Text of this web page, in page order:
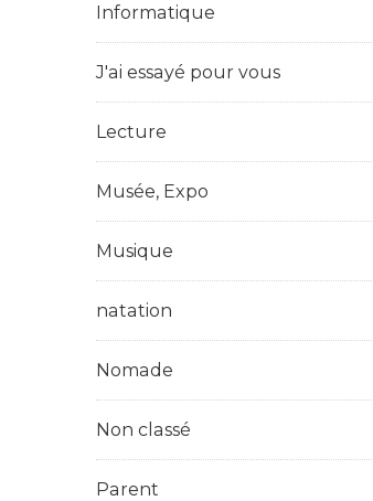
Informatique
J'ai essayé pour vous
Lecture
Musée, Expo
Musique
natation
Nomade
Non classé
Parent